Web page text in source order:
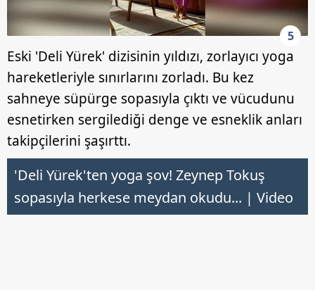
5
Eski 'Deli Yürek' dizisinin yıldızı, zorlayıcı yoga
hareketleriyle sınırlarını zorladı. Bu kez
sahneye süpürge sopasıyla çıktı ve vücudunu
esnetirken sergilediği denge ve esneklik anları
takipçilerini şaşırttı.
'Deli Yürek'ten yoga şov! Zeynep Tokuş
sopasıyla herkese meydan okudu... | Video